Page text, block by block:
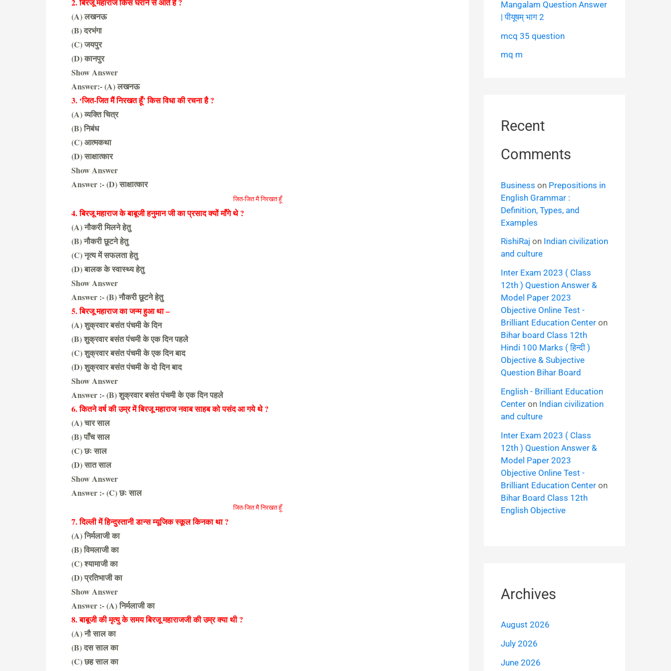
(A) लखनऊ
(B) दरभंगा
(C) जयपुर
(D) कानपुर
Show Answer
Answer:- (A) लखनऊ
3. ‘जित-जित मैं निरखत हूँ’ किस विधा की रचना है ?
(A) व्यक्ति चित्र
(B) निबंध
(C) आत्मकथा
(D) साक्षात्कार
Show Answer
Answer :- (D) साक्षात्कार
जित-जित मै निरखत हूँ
4. बिरजू महाराज के बाबूजी हनुमान जी का प्रसाद क्यों माँगे थे ?
(A) नौकरी मिलने हेतु
(B) नौकरी छूटने हेतु
(C) नृत्य में सफलता हेतु
(D) बालक के स्वास्थ्य हेतु
Show Answer
Answer :- (B) नौकरी छूटने हेतु
5. बिरजू महाराज का जन्म हुआ था –
(A) शुक्रवार बसंत पंचमी के दिन
(B) शुक्रवार बसंत पंचमी के एक दिन पहले
(C) शुक्रवार बसंत पंचमी के एक दिन बाद
(D) शुक्रवार बसंत पंचमी के दो दिन बाद
Show Answer
Answer :- (B) शुक्रवार बसंत पंचमी के एक दिन पहले
6. कितने वर्ष की उम्र में बिरजू महाराज नवाब साहब को पसंद आ गये थे ?
(A) चार साल
(B) पाँच साल
(C) छः साल
(D) सात साल
Show Answer
Answer :- (C) छः साल
जित-जित मै निरखत हूँ
7. दिल्ली में हिन्दुस्तानी डान्स म्यूजिक स्कूल किनका था ?
(A) निर्मलाजी का
(B) विमलाजी का
(C) श्यामाजी का
(D) प्रतिभाजी का
Show Answer
Answer :- (A) निर्मलाजी का
8. बाबूजी की मृत्यु के समय बिरजू महाराजजी की उम्र क्या थी ?
(A) नौ साल का
(B) दस साल का
(C) छह साल का
Mangalam Question Answer
| पीयूषम् भाग 2
mcq 35 question
mq m
Recent
Comments
Business on Prepositions in
English Grammar :
Definition, Types, and
Examples
RishiRaj on Indian civilization
and culture
Inter Exam 2023 ( Class
12th ) Question Answer &
Model Paper 2023
Objective Online Test -
Brilliant Education Centeron
Bihar board Class 12th
Hindi 100 Marks ( हिन्दी )
Objective & Subjective
Question Bihar Board
English - Brilliant Education
Centeron Indian civilization
and culture
Inter Exam 2023 ( Class
12th ) Question Answer &
Model Paper 2023
Objective Online Test -
Brilliant Education Centeron
Bihar Board Class 12th
English Objective
Archives
August 2026
July 2026
June 2026